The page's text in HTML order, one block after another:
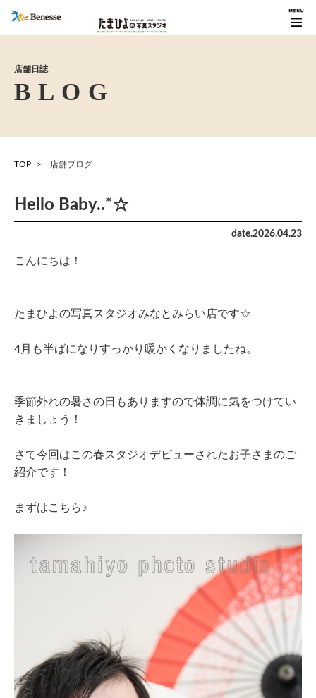
店舗日誌
TOP 店舗ブログ
Hello Baby..*☆
date.2026.04.23
こんにちは！
たまひよの写真スタジオみなとみらい店です☆
4月も半ばになりすっかり暖かくなりましたね。
季節外れの暑さの日もありますので体調に気をつけてい
きましょう！
さて今回はこの春スタジオデビューされたお子さまのご
紹介です！
まずはこちら♪